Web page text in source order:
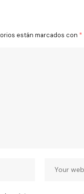
están marcados con *